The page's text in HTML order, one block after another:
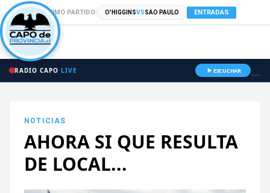
PRÓXIMO PARTIDO: O'HIGGINSVSSAO PAULO ENTRADAS
RADIO CAPO LIVE ESCUCHAR
NOTICIAS
AHORA SI QUE RESULTA
DE LOCAL...